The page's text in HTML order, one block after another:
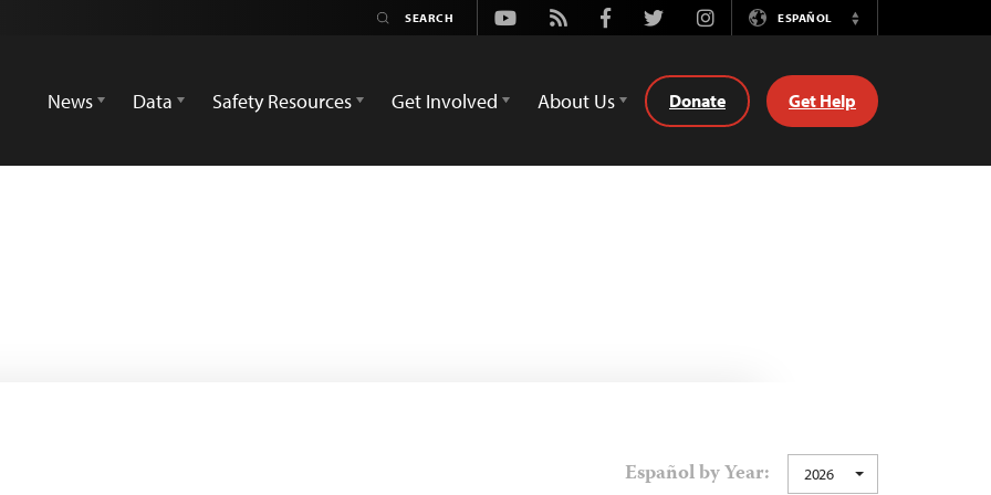
Youtube
Rss FacebookTwitterInstagramESPAÑOL
Switch
News
Data Safety Resources Get Involved About Us Donate Get Help
Español by Year: 2026